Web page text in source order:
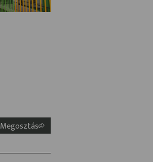
Megosztás